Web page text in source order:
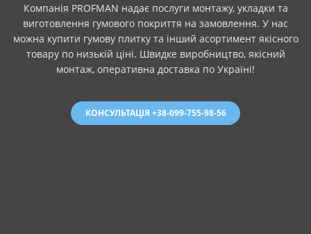
Компанія PROFMAN надає послуги монтажу, укладки та
виготовлення гумового покриття на замовлення. У нас
можна купити гумову плитку та інший асортимент якісного
товару по низькій ціні. Швидке виробництво, якісний
монтаж, оперативна доставка по Україні!
КОНСУЛЬТАЦІЯ +38-099-755-98-56